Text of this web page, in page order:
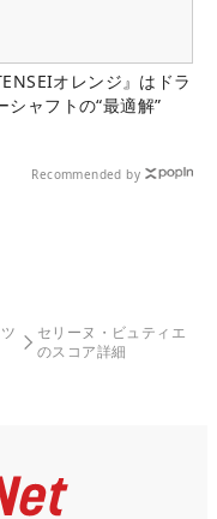
オレンジ』はドラ
シャフトの“最適解”
Recommended by
セリーヌ・ビュティエ
のスコア詳細